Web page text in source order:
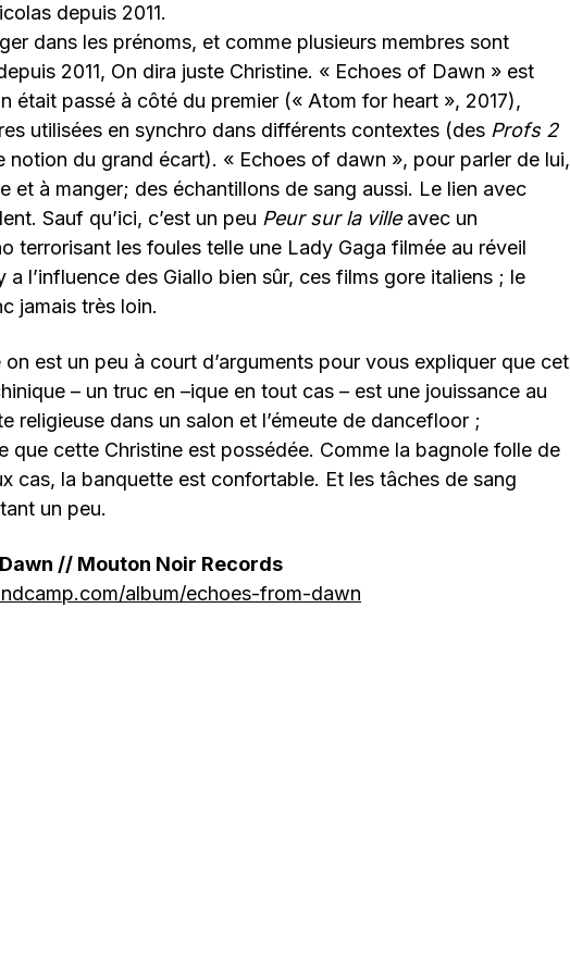
depuis 2011.
dans les prénoms, et comme plusieurs membres sont
2011, On dira juste Christine. « Echoes of Dawn » est
était passé à côté du premier (« Atom for heart », 2017),
utilisées en synchro dans différents contextes (des Profs 2
notion du grand écart). « Echoes of dawn », pour parler de lui,
et à manger; des échantillons de sang aussi. Le lien avec
Sauf qu’ici, c’est un peu Peur sur la villeavec un
terrorisant les foules telle une Lady Gaga filmée au réveil
a l’influence des Giallo bien sûr, ces films gore italiens ; le
jamais très loin.
est un peu à court d’arguments pour vous expliquer que cet
– un truc en –ique en tout cas – est une jouissance au
religieuse dans un salon et l’émeute de dancefloor ;
que cette Christine est possédée. Comme la bagnole folle de
cas, la banquette est confortable. Et les tâches de sang
un peu.
// Mouton Noir Records
album/echoes-from-dawn